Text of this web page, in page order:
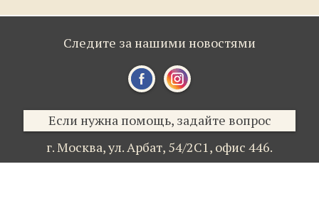
Следите за нашими новостями
Если нужна помощь, задайте вопрос
г. Москва,ул. Арбат, 54/2С1, офис 446.